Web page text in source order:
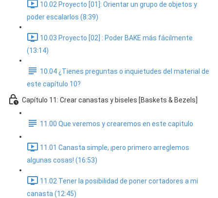
10.02 Proyecto [01]: Orientar un grupo de objetos y
poder escalarlos (8:39)
10.03 Proyecto [02] : Poder BAKE más fácilmente
(13:14)
10.04 ¿Tienes preguntas o inquietudes del material de
este capítulo 10?
Capítulo 11: Crear canastas y biseles [Baskets & Bezels]
11.00 Que veremos y crearemos en este capitulo
11.01 Canasta simple, ¡pero primero arreglemos
algunas cosas! (16:53)
11.02 Tener la posibilidad de poner cortadores a mi
canasta (12:45)